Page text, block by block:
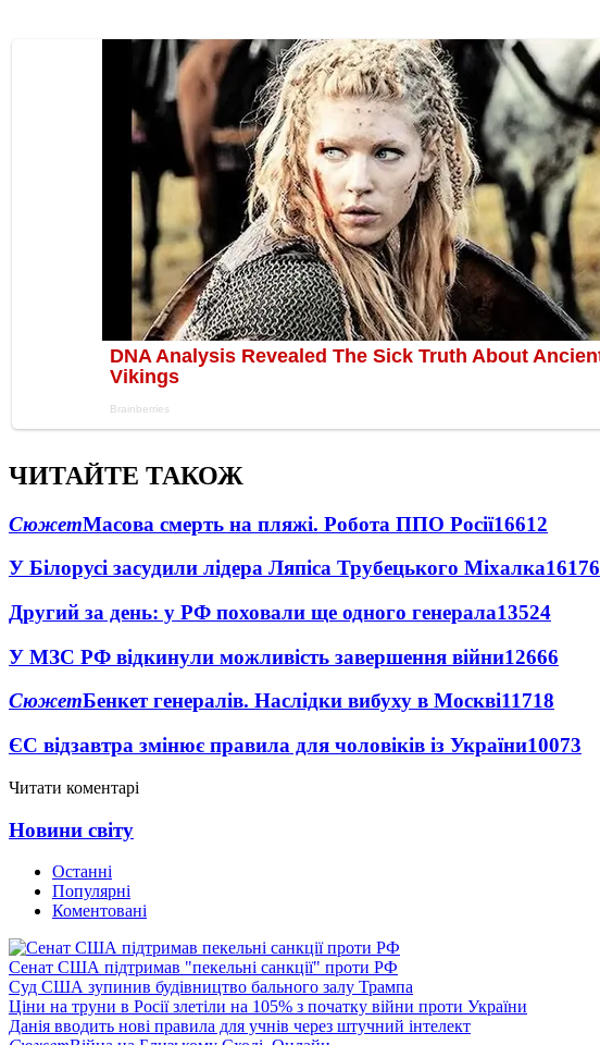
ЧИТАЙТЕ ТАКОЖ
СюжетМасова смерть на пляжі. Робота ППО Росії16612
У Білорусі засудили лідера Ляпіса Трубецького Міхалка16176
Другий за день: у РФ поховали ще одного генерала13524
У МЗС РФ відкинули можливість завершення війни12666
СюжетБенкет генералів. Наслідки вибуху в Москві11718
ЄС відзавтра змінює правила для чоловіків із України10073
Читати коментарі
Новини світу
Останні
Популярні
Коментовані
Сенат США підтримав "пекельні санкції" проти РФ
Суд США зупинив будівництво бального залу Трампа
Ціни на труни в Росії злетіли на 105% з початку війни проти України
Данія вводить нові правила для учнів через штучний інтелект